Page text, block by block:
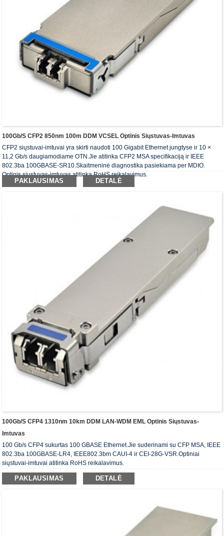
100Gb/s CFP2 850nm 100m DDM VCSEL Optinis Siųstuvas-Imtuvas
CFP2 siųstuvai-imtuvai yra skirti naudoti 100 Gigabit Ethernet jungtyse ir 10 ×
11,2 Gb/s daugiamodiame OTN.Jie atitinka CFP2 MSA specifikaciją ir IEEE
802.3ba 100GBASE-SR10.Skaitmeninė diagnostika pasiekiama per MDIO.
Optinis siųstuvas-imtuvas atitinka RoHS reikalavimus.
PAKLAUSIMAS DETALĖ
100Gb/s CFP4 1310nm 10km DDM LAN-WDM EML Optinis Siųstuvas-
Imtuvas
100 Gb/s CFP4 sukurtas 100 GBASE Ethernet.Jie suderinami su CFP MSA, IEEE
802.3ba 100GBASE-LR4, IEEE802.3bm CAUI-4 ir CEI-28G-VSR.Optiniai
siųstuvai-imtuvai atitinka RoHS reikalavimus.
PAKLAUSIMAS DETALĖ